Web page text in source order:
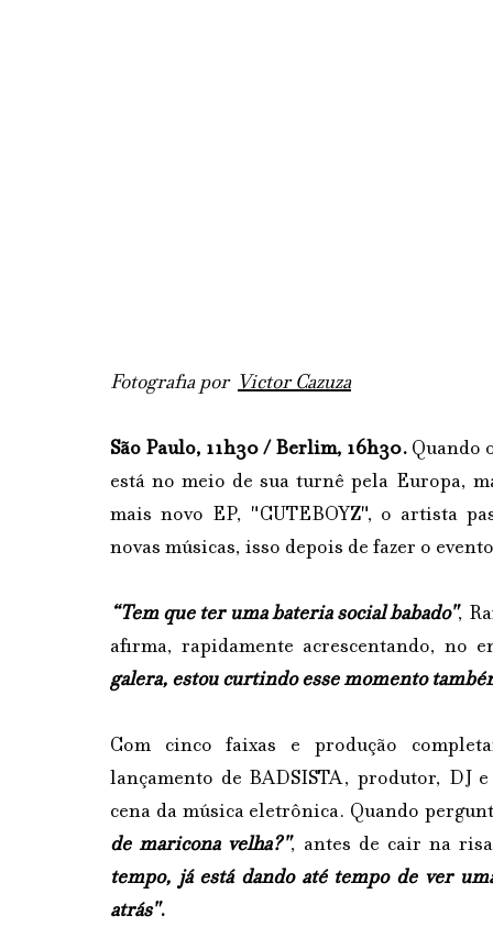
Fotografia por Victor Cazuza
São Paulo, 11h30 / Berlim, 16h30. Quando
está no meio de sua turnê pela Europa,
mais novo EP, "CUTEBOYZ", o artista
novas músicas, isso depois de fazer o
“Tem que ter uma bateria social babado",
afirma, rapidamente acrescentando, no
galera, estou curtindo esse momento
Com cinco faixas e produção
lançamento de BADSISTA, produtor, DJ
cena da música eletrônica. Quando
de maricona velha?", antes de cair na
tempo, já está dando até tempo de ver
atrás".